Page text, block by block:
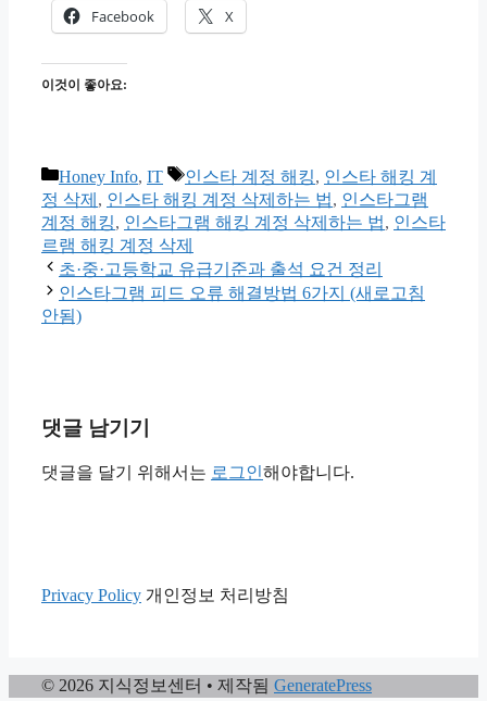
Facebook X
이것이 좋아요:
카
테
고
리
Honey Info, IT
태
그
인스타 계정 해킹, 인스타 해킹 계
정 삭제 , 인스타 해킹 계정 삭제하는 법, 인스타그램
계정 해킹, 인스타그램 해킹 계정 삭제하는 법, 인스타
르램 해킹 계정 삭제
초·중·고등학교 유급기준과 출석 요건 정리
인스타그램 피드 오류 해결방법 6가지 (새로고침
안됨)
댓글 남기기
댓글을 달기 위해서는 로그인해야합니다.
Privacy Policy 개인정보 처리방침
© 2026 지식정보센터 • 제작됨 GeneratePress